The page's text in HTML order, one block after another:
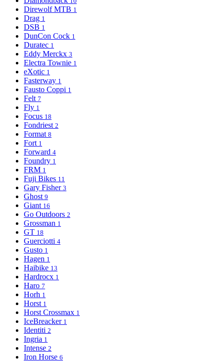
Direwolf MTB 1
Drag 1
DSB 1
DunCon Cock 1
Duratec 1
Eddy Merckx 3
Electra Townie 1
eXotic 1
Fasterway 1
Fausto Coppi 1
Felt 7
Fly 1
Focus 18
Fondriest 2
Format 8
Fort 1
Forward 4
Foundry 1
FRM 1
Fuji Bikes 11
Gary Fisher 3
Ghost 9
Giant 16
Go Outdoors 2
Grossman 1
GT 18
Guerciotti 4
Gusto 1
Hagen 1
Haibike 13
Hardrocx 1
Haro 7
Horh 1
Horst 1
Horst Crossmax 1
IceBreacker 1
Identiti 2
Ingria 1
Intense 2
Iron Horse 6